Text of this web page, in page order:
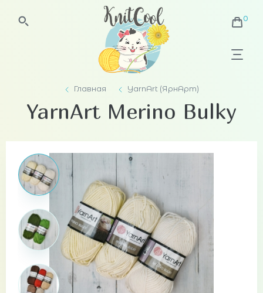
Главная YarnArt (ЯрнАрт)
YarnArt Merino Bulky